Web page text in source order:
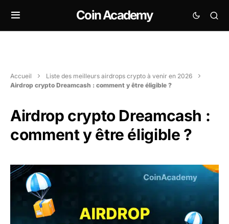
Coin Academy
Accueil
Liste des meilleurs airdrops crypto à venir en 2026
Airdrop crypto Dreamcash : comment y être éligible ?
Airdrop crypto Dreamcash :
comment y être éligible ?